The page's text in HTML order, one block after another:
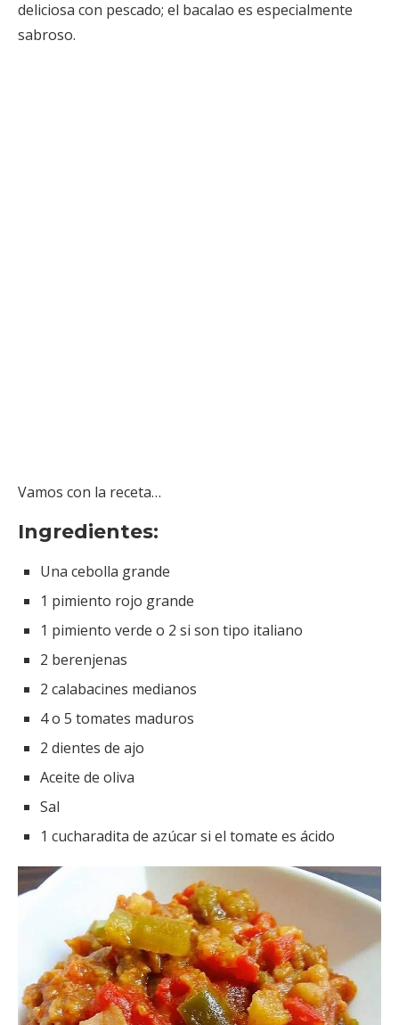
deliciosa con pescado; el bacalao es especialmente
sabroso.
Vamos con la receta…
Ingredientes:
Una cebolla grande
1 pimiento rojo grande
1 pimiento verde o 2 si son tipo italiano
2 berenjenas
2 calabacines medianos
4 o 5 tomates maduros
2 dientes de ajo
Aceite de oliva
Sal
1 cucharadita de azúcar si el tomate es ácido